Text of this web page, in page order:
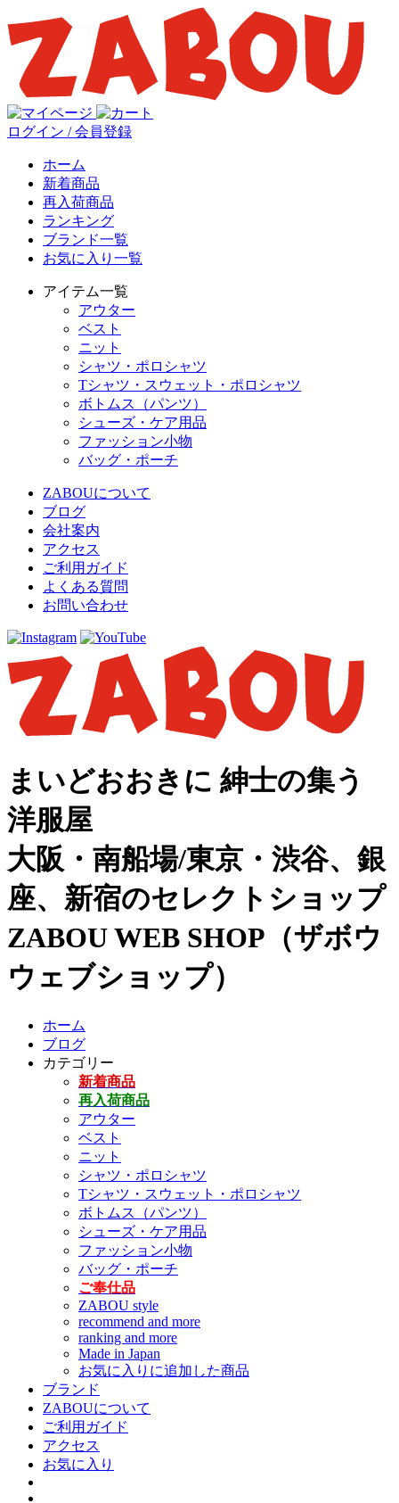
ログイン / 会員登録
ホーム
新着商品
再入荷商品
ランキング
ブランド一覧
お気に入り一覧
アイテム一覧
アウター
ベスト
ニット
シャツ・ポロシャツ
Tシャツ・スウェット・ポロシャツ
ボトムス（パンツ）
シューズ・ケア用品
ファッション小物
バッグ・ポーチ
ZABOUについて
ブログ
会社案内
アクセス
ご利用ガイド
よくある質問
お問い合わせ
まいどおおきに 紳士の集う
洋服屋
大阪・南船場/東京・渋谷、銀
座、新宿のセレクトショップ
ZABOU WEB SHOP（ザボウ
ウェブショップ）
ホーム
ブログ
カテゴリー
新着商品
再入荷商品
アウター
ベスト
ニット
シャツ・ポロシャツ
Tシャツ・スウェット・ポロシャツ
ボトムス（パンツ）
シューズ・ケア用品
ファッション小物
バッグ・ポーチ
ご奉仕品
ZABOU style
recommend and more
ranking and more
Made in Japan
お気に入りに追加した商品
ブランド
ZABOUについて
ご利用ガイド
アクセス
お気に入り